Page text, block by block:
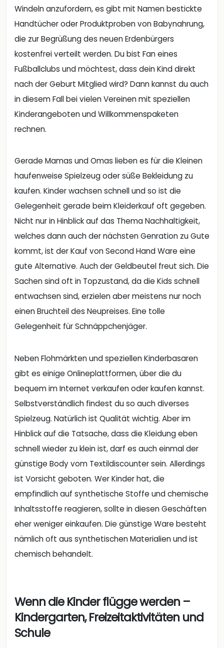
Windeln anzufordern, es gibt mit Namen bestickte
Handtücher oder Produktproben von Babynahrung,
die zur Begrüßung des neuen Erdenbürgers
kostenfrei verteilt werden. Du bist Fan eines
Fußballclubs und möchtest, dass dein Kind direkt
nach der Geburt Mitglied wird? Dann kannst du auch
in diesem Fall bei vielen Vereinen mit speziellen
Kinderangeboten und Willkommenspaketen
rechnen.
Gerade Mamas und Omas lieben es für die Kleinen
haufenweise Spielzeug oder süße Bekleidung zu
kaufen. Kinder wachsen schnell und so ist die
Gelegenheit gerade beim Kleiderkauf oft gegeben.
Nicht nur in Hinblick auf das Thema Nachhaltigkeit,
welches dann auch der nächsten Genration zu Gute
kommt, ist der Kauf von Second Hand Ware eine
gute Alternative. Auch der Geldbeutel freut sich. Die
Sachen sind oft in Topzustand, da die Kids schnell
entwachsen sind, erzielen aber meistens nur noch
einen Bruchteil des Neupreises. Eine tolle
Gelegenheit für Schnäppchenjäger.
Neben Flohmärkten und speziellen Kinderbasaren
gibt es einige Onlineplattformen, über die du
bequem im Internet verkaufen oder kaufen kannst.
Selbstverständlich findest du so auch diverses
Spielzeug. Natürlich ist Qualität wichtig. Aber im
Hinblick auf die Tatsache, dass die Kleidung eben
schnell wieder zu klein ist, darf es auch einmal der
günstige Body vom Textildiscounter sein. Allerdings
ist Vorsicht geboten. Wer Kinder hat, die
empfindlich auf synthetische Stoffe und chemische
Inhaltsstoffe reagieren, sollte in diesen Geschäften
eher weniger einkaufen. Die günstige Ware besteht
nämlich oft aus synthetischen Materialien und ist
chemisch behandelt.
Wenn die Kinder flügge werden –
Kindergarten, Freizeitaktivitäten und
Schule